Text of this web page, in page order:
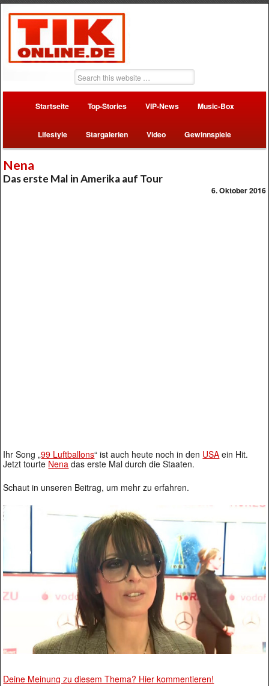
Startseite Top-Stories VIP-News Music-Box
Lifestyle Stargalerien Video Gewinnspiele
Nena
Das erste Mal in Amerika auf Tour
6. Oktober 2016
Ihr Song „99 Luftballons“ ist auch heute noch in den USA ein Hit.
Jetzt tourte Nena das erste Mal durch die Staaten.
Schaut in unseren Beitrag, um mehr zu erfahren.
Deine Meinung zu diesem Thema? Hier kommentieren!